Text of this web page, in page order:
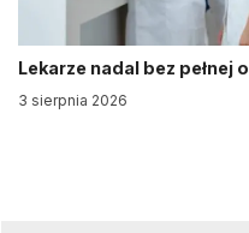
Lekarze nadal bez pełnej
3 sierpnia 2026